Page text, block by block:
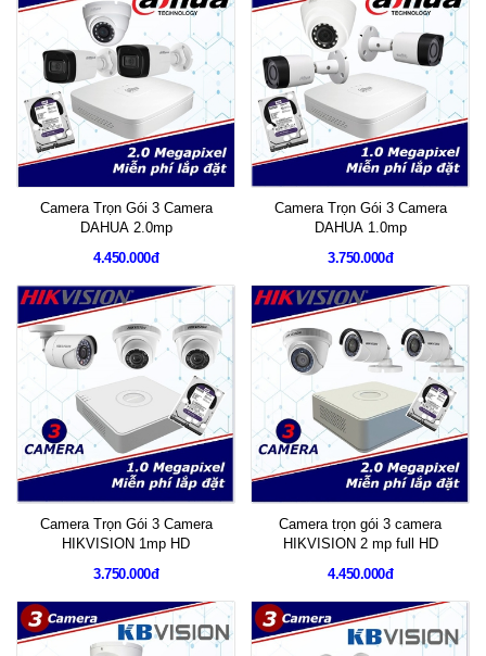
Camera Trọn Gói 3 Camera
DAHUA 2.0mp
4.450.000đ
Camera Trọn Gói 3 Camera
DAHUA 1.0mp
3.750.000đ
Camera Trọn Gói 3 Camera
HIKVISION 1mp HD
3.750.000đ
Camera trọn gói 3 camera
HIKVISION 2 mp full HD
4.450.000đ